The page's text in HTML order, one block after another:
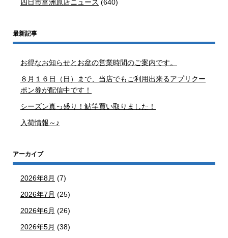
四日市富洲原店ニュース (640)
最新記事
お得なお知らせとお盆の営業時間のご案内です。
８月１６日（日）まで、当店でもご利用出来るアプリクー
ポン券が配信中です！
シーズン真っ盛り！鮎竿買い取りました！
入荷情報～♪
アーカイブ
2026年8月 (7)
2026年7月 (25)
2026年6月 (26)
2026年5月 (38)